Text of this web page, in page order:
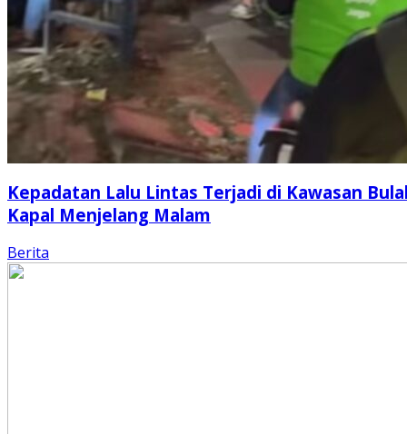
Kepadatan Lalu Lintas Terjadi di Kawasan
Kapal Menjelang Malam
Berita